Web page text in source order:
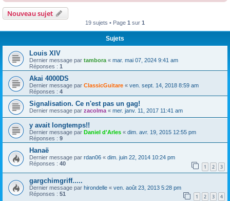
Nouveau sujet
19 sujets • Page 1 sur 1
Sujets
Louis XIV
Dernier message par tambora « mar. mai 07, 2024 9:41 am
Réponses : 1
Akai 4000DS
Dernier message par ClassicGuitare « ven. sept. 14, 2018 8:59 am
Réponses : 4
Signalisation. Ce n'est pas un gag!
Dernier message par zacolma « mer. janv. 11, 2017 11:41 am
y avait longtemps!!
Dernier message par Daniel d'Arles « dim. avr. 19, 2015 12:55 pm
Réponses : 9
Hanaë
Dernier message par rdan06 « dim. juin 22, 2014 10:24 pm
Réponses : 40 1 2 3
gargchimgriff.....
Dernier message par hirondelle « ven. août 23, 2013 5:28 pm
Réponses : 51 1 2 3 4